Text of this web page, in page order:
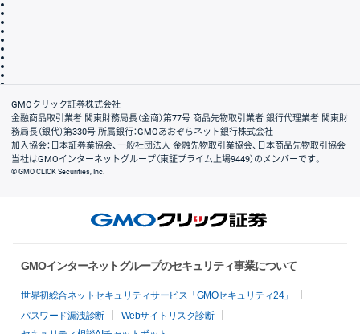
会社案内
GMOクリック証券株式会社
金融商品取引業者 関東財務局長（金商）第77号 商品先物取引業者 銀行代理業者 関東財
務局長（銀代）第330号 所属銀行：GMOあおぞらネット銀行株式会社
加入協会：日本証券業協会、一般社団法人 金融先物取引業協会、日本商品先物取引協会
当社はGMOインターネットグループ（東証プライム上場9449）のメンバーです。
© GMO CLICK Securities, Inc.
GMOインターネットグループのセキュリティ事業について
世界初総合ネットセキュリティサービス「GMOセキュリティ24」
パスワード漏洩診断
Webサイトリスク診断